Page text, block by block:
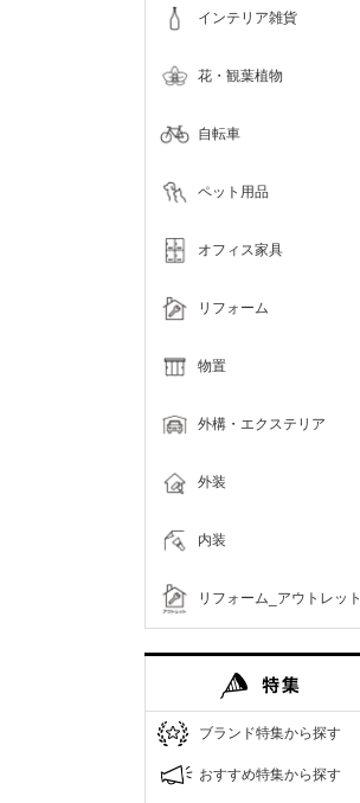
インテリア雑貨
花・観葉植物
自転車
ペット用品
オフィス家具
リフォーム
リフォーム_アウトレット
物置
外構・エクステリア
外装
内装
ブランド特集から探す
おすすめ特集から探す